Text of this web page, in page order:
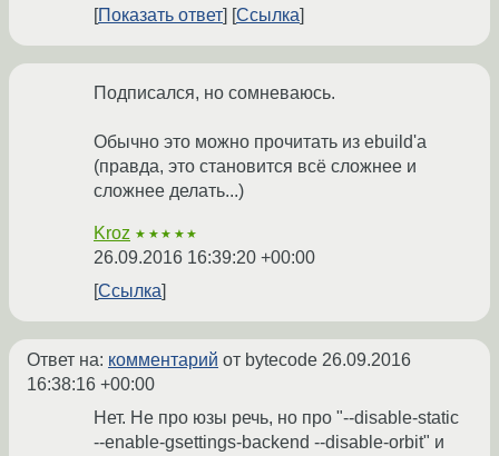
Показать ответ
Ссылка
Подписался, но сомневаюсь.
Обычно это можно прочитать из ebuild'а
(правда, это становится всё сложнее и
сложнее делать...)
Kroz ★★★★★
26.09.2016 16:39:20 +00:00
Ссылка
Ответ на: комментарий от bytecode 26.09.2016
16:38:16 +00:00
Нет. Не про юзы речь, но про "--disable-static
--enable-gsettings-backend --disable-orbit" и